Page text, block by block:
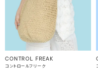
CONTROL FREAK
コントロールフリーク